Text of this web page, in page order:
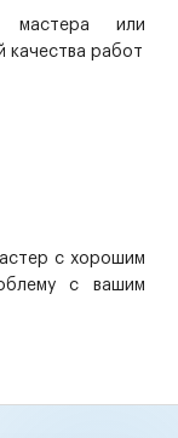
мастера или
качества работ
с хорошим
с вашим